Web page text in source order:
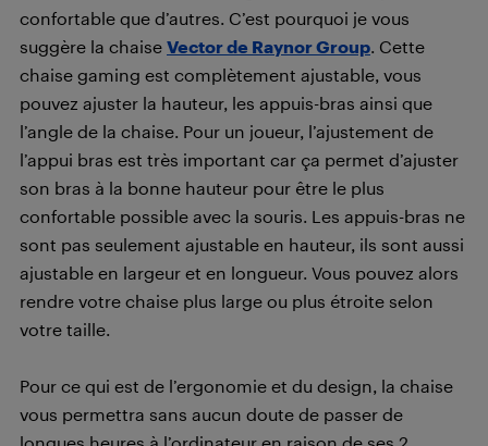
confortable que d’autres. C’est pourquoi je vous
suggère la chaise Vector de Raynor Group . Cette
chaise gaming est complètement ajustable, vous
pouvez ajuster la hauteur, les appuis-bras ainsi que
l’angle de la chaise. Pour un joueur, l’ajustement de
l’appui bras est très important car ça permet d’ajuster
son bras à la bonne hauteur pour être le plus
confortable possible avec la souris. Les appuis-bras ne
sont pas seulement ajustable en hauteur, ils sont aussi
ajustable en largeur et en longueur. Vous pouvez alors
rendre votre chaise plus large ou plus étroite selon
votre taille.
Pour ce qui est de l’ergonomie et du design, la chaise
vous permettra sans aucun doute de passer de
longues heures à l’ordinateur en raison de ses 2